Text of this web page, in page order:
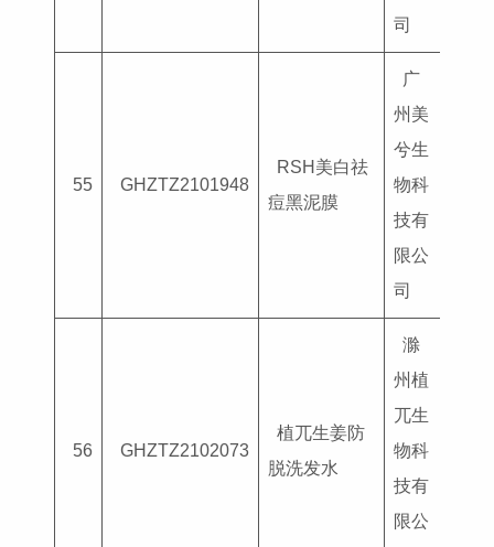
司
55 GHZTZ2101948
RSH美白祛
痘黑泥膜
广
州美
兮生
物科
技有
限公
司
56 GHZTZ2102073
植兀生姜防
脱洗发水
滁
州植
兀生
物科
技有
限公